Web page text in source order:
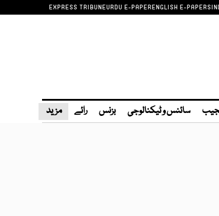
EXPRESS TRIBUNEURDU E-PAPERENGLISH E-PAPER
سائنس و ٹیکنالوجی بزنس رائے مزید